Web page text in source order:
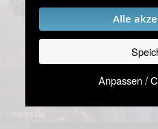
Alle
Anpassen /